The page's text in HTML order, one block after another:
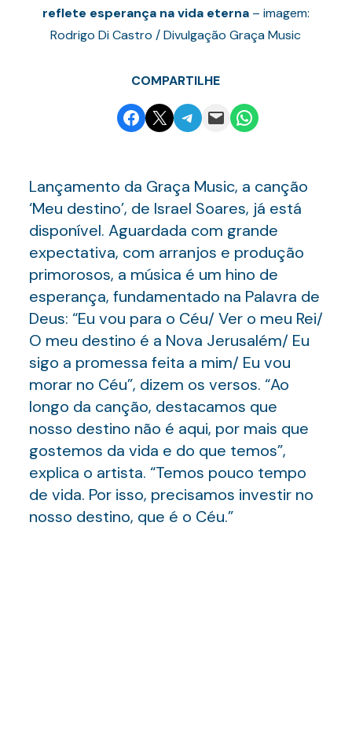
reflete esperança na vida eterna– imagem:
Rodrigo Di Castro / Divulgação Graça Music
COMPARTILHE
Share on Facebook
Email this PageShare on Telegram
Email this PageShare on WhatsApp
Lançamento da Graça Music, a canção
‘Meu destino’, de Israel Soares, já está
disponível. Aguardada com grande
expectativa, com arranjos e produção
primorosos, a música é um hino de
esperança, fundamentado na Palavra de
Deus: “Eu vou para o Céu/ Ver o meu Rei/
O meu destino é a Nova Jerusalém/ Eu
sigo a promessa feita a mim/ Eu vou
morar no Céu”, dizem os versos. “Ao
longo da canção, destacamos que
nosso destino não é aqui, por mais que
gostemos da vida e do que temos”,
explica o artista. “Temos pouco tempo
de vida. Por isso, precisamos investir no
nosso destino, que é o Céu.”